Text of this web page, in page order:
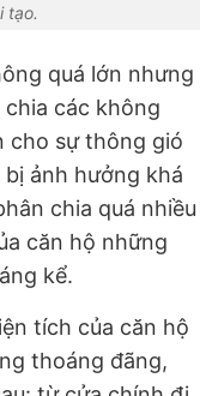
tạo.
quá lớn nhưng
các không
cho sự thông gió
ảnh hưởng khá
chia quá nhiều
căn hộ những
kể.
tích của căn hộ
thoáng đãng,